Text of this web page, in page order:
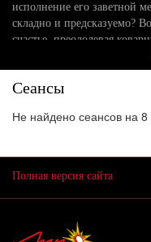
исполнение его заветной
складно и предсказуемо?
счастье, преодолевая
Тридевятого царства -
предстоит найти доброго
отправиться в опасное
встретятся им на пути к
Сеансы
Не найдено сеансов на 8
Полная версия сайта